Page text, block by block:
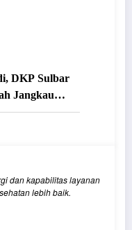
DKP Sulbar
Jangkau
dan kapabilitas layanan
lebih baik.